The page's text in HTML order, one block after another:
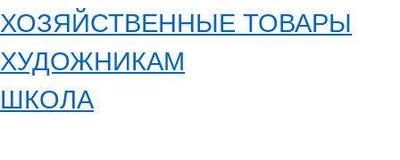
ХОЗЯЙСТВЕННЫЕ ТОВАРЫ
ХУДОЖНИКАМ
ШКОЛА